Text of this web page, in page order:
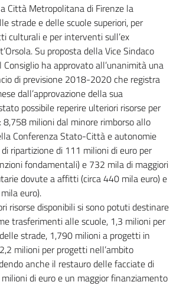
Città Metropolitana di Firenze la
strade e delle scuole superiori, per
culturali e per interventi sull’ex
Su proposta della Vice Sindaco
ha approvato all’unanimità una
di previsione 2018-2020 che registra
dall’approvazione della sua
possibile reperire ulteriori risorse per
8,758 milioni dal minore rimborso allo
Conferenza Stato-Città e autonomie
ripartizione di 111 milioni di euro per
fondamentali) e 732 mila di maggiori
dovute a affitti (circa 440 mila euro) e
euro).
risorse disponibili si sono potuti destinare
trasferimenti alle scuole, 1,3 milioni per
strade, 1,790 milioni a progetti in
milioni per progetti nell’ambito
anche il restauro delle facciate di
di euro e un maggior finanziamento